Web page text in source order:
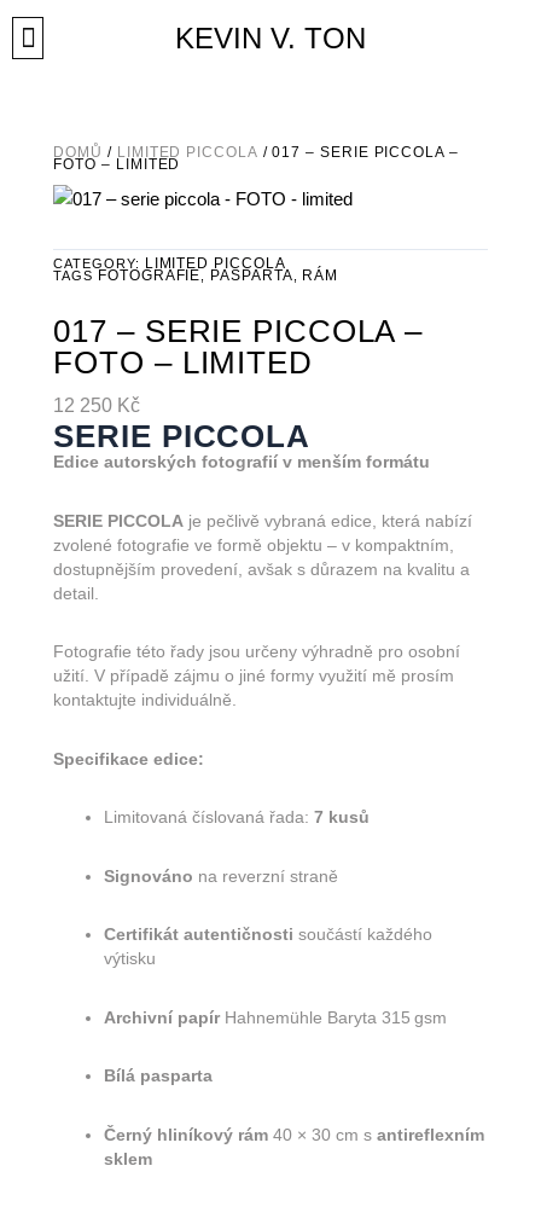
Přeskočit
KEVIN V. TON
DOMŮ / LIMITED PICCOLA / 017 – SERIE PICCOLA –
FOTO – LIMITED
CATEGORY: LIMITED PICCOLA
TAGS FOTOGRAFIE PASPARTA RÁM
017 – SERIE PICCOLA –
FOTO – LIMITED
12 250 Kč
SERIE PICCOLA
Edice autorských fotografií v menším formátu
SERIE PICCOLA je pečlivě vybraná edice, která nabízí
zvolené fotografie ve formě objektu – v kompaktním,
dostupnějším provedení, avšak s důrazem na kvalitu a
detail.
Fotografie této řady jsou určeny výhradně pro osobní
užití. V případě zájmu o jiné formy využití mě prosím
kontaktujte individuálně.
Specifikace edice:
Limitovaná číslovaná řada:7 kusů
Signováno na reverzní straně
Certifikát autentičnosti součástí každého
výtisku
Archivní papírHahnemühle Baryta 315 gsm
Bílá pasparta
Černý hliníkový rám 40 × 30 cm santireflexním
sklem